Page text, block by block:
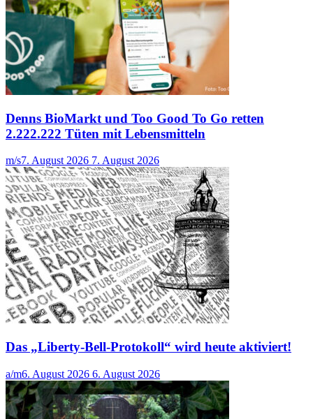
Denns BioMarkt und Too Good To Go retten
2.222.222 Tüten mit Lebensmitteln
m/s7. August 2026 7. August 2026
Das „Liberty-Bell-Protokoll“ wird heute aktiviert!
a/m6. August 2026 6. August 2026